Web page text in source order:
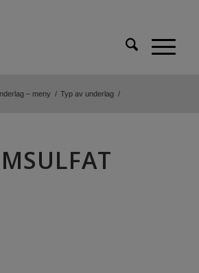
– meny / Typ av underlag /